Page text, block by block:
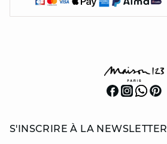
S'INSCRIRE À LA NEWSLETTER